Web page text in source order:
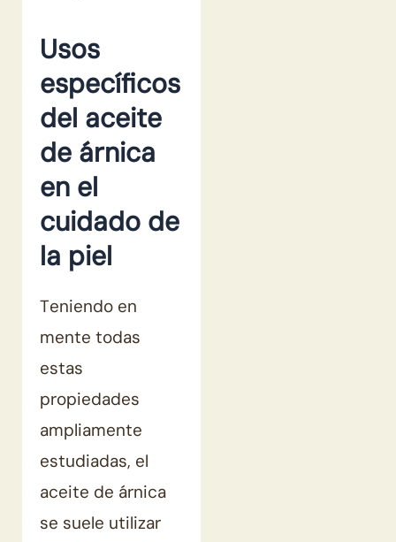
Usos
específicos
del aceite
de árnica
en el
cuidado de
la piel
Teniendo en
mente todas
estas
propiedades
ampliamente
estudiadas, el
aceite de árnica
se suele utilizar